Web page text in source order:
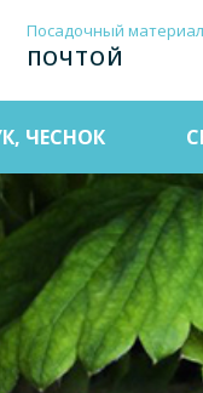
Посадочный материал
ПОЧТОЙ
ЧЕСНОК